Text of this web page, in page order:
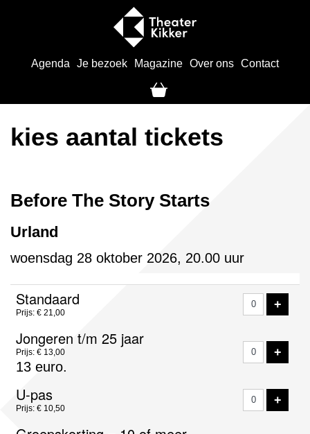
Agenda Je bezoek Magazine Over ons Contact
kies aantal tickets
Before The Story Starts
Urland
woensdag 28 oktober 2026, 20.00 uur
Aantal
tickets
Standaard
Prijs: € 21,00
+
Jongeren t/m 25 jaar
Prijs: € 13,00
13 euro.
+
U-pas
Prijs: € 10,50
+